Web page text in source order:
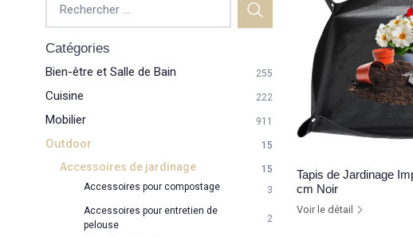
Catégories
Bien-être et Salle de Bain 255
Cuisine 222
Mobilier 911
Outdoor 15
Accessoires de jardinage
15
Accessoires pour compostage
3
Accessoires pour entretien de
pelouse
2
Tapis de Jardinage
cm Noir
Voir le détail